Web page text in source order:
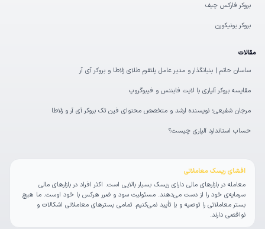
بروکر فارکس چیف
بروکر یونیکورن
مقالات
ساسان حاتم | بنیانگذار و مدیر عامل پلتفرم طلای زلاطا و بروکر آی آر
مقایسه بروکر آلپاری با لایت فایننس و فیبوگروپ
مرجان شفیعی؛ نویسنده ارشد و متخصص محتوای فین‌ تک بروکر آی آر و زلاطا
حساب استاندارد آلپاری چیست؟
افشای ریسک معاملاتی
معامله در بازارهای مالی دارای ریسک بسیار بالایی است. اکثر افراد در بازارهای مالی
سرمایه‌ی خود را از دست می‌دهند. مسئولیت سود و ضرر هرکس با خود اوست. ما هیچ
بستر معاملاتی را توصیه و یا تأیید نمی‌کنیم. تمامی بسترهای معاملاتی اشکالات و
نواقصی دارند.